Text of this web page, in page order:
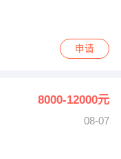
申请
8000-12000元
08-07